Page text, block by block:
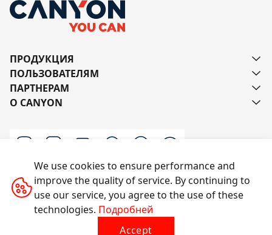
ПРОДУКЦИЯ
ПОЛЬЗОВАТЕЛЯМ
ПАРТНЕРАМ
О CANYON
Напишите нам
Все права защищены © 2014-2026 CANYON
We use cookies to ensure performance and
improve the quality of service. By continuing to
use our service, you agree to the use of these
technologies. Подробней
Accept